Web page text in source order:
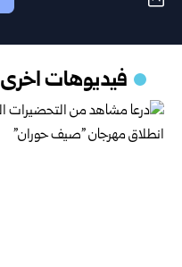
فيديوهات اخرى